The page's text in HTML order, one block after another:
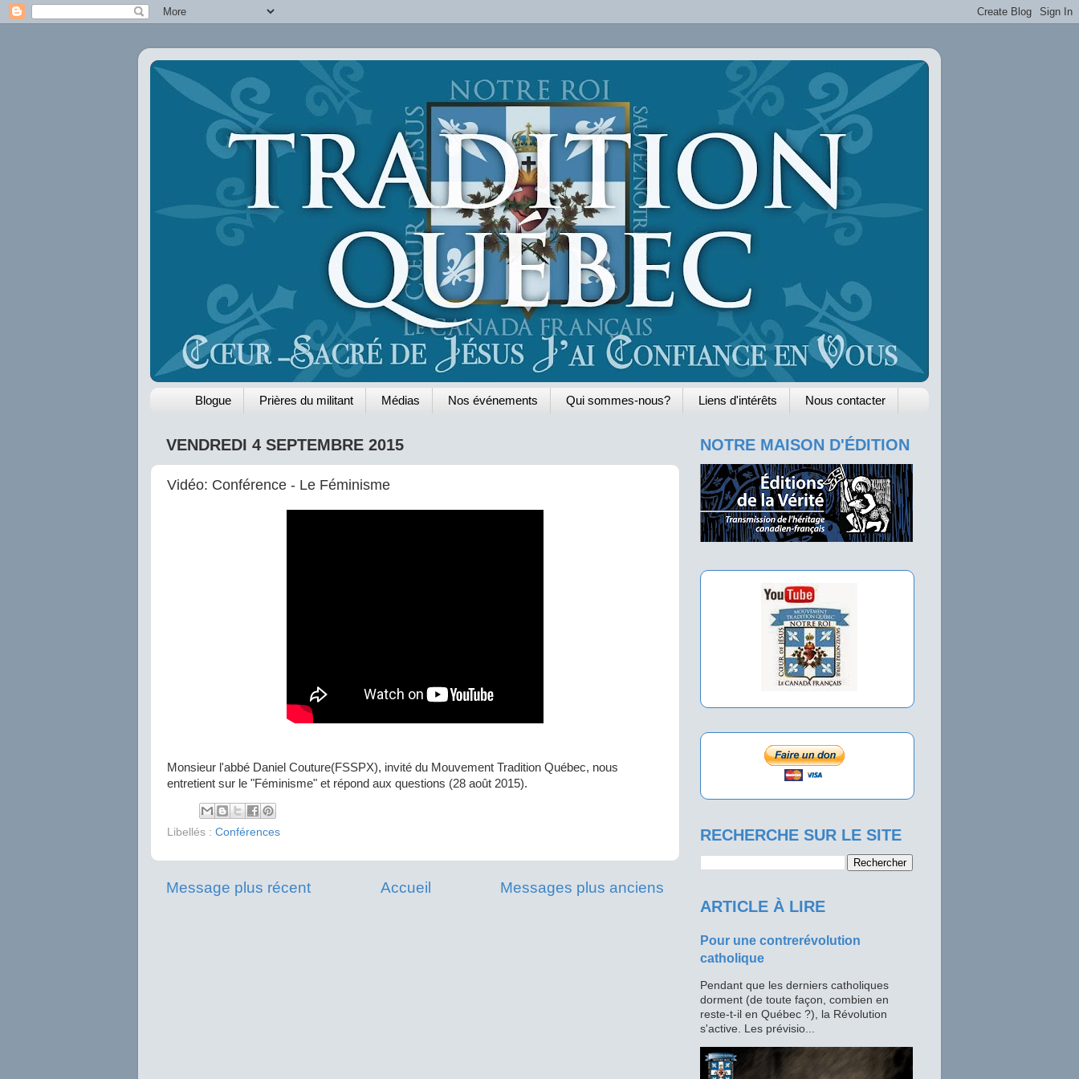
Blogue Prières du militant Médias Nos événements Qui sommes-nous? Liens d'intérêts Nous contacter
VENDREDI 4 SEPTEMBRE 2015
Vidéo: Conférence - Le Féminisme
Monsieur l'abbé Daniel Couture(FSSPX), invité du Mouvement Tradition Québec, nous
entretient sur le "Féminisme" et répond aux questions (28 août 2015).
Libellés : Conférences
Message plus récent Messages plus anciens
Accueil
NOTRE MAISON D'ÉDITION
RECHERCHE SUR LE SITE
ARTICLE À LIRE
Pour une contrerévolution
catholique
Pendant que les derniers catholiques
dorment (de toute façon, combien en
reste-t-il en Québec ?), la Révolution
s'active. Les prévisio...